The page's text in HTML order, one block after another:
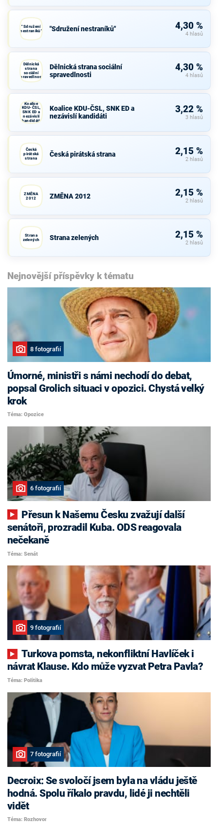
"Sdružení
nestraníků"
"Sdružení nestraníků" 4,30 %
4 hlasů
Dělnická
strana
sociální
spravedlnosti
Dělnická strana sociální
spravedlnosti
4,30 %
4 hlasů
Koalice
KDU-ČSL,
SNK ED a
nezávislí
kandidáti
Koalice KDU-ČSL, SNK ED a
nezávislí kandidáti
3,22 %
3 hlasů
Česká
pirátská
strana
Česká pirátská strana 2,15 %
2 hlasů
ZMĚNA
2012
ZMĚNA 2012 2,15 %
2 hlasů
Strana
zelených
Strana zelených 2,15 %
2 hlasů
Nejnovější příspěvky k tématu
8 fotografií
Úmorné, ministři s námi nechodí do debat,
popsal Grolich situaci v opozici. Chystá velký
krok
Téma: Opozice
6 fotografií
senátoři, prozradil Kuba. ODS reagovala
nečekaně
Téma: Senát
9 fotografií
Turkova pomsta, nekonfliktní Havlíček i
návrat Klause. Kdo může vyzvat Petra Pavla?
Téma: Politika
7 fotografií
Decroix: Se svoločí jsem byla na vládu ještě
hodná. Spolu říkalo pravdu, lidé ji nechtěli
vidět
Téma: Rozhovor